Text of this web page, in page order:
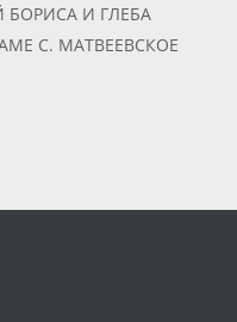
БОРИСА И ГЛЕБА
С. МАТВЕЕВСКОЕ